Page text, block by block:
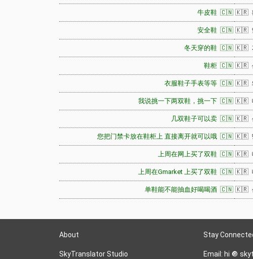
牛皮鞋 🇨🇳 🇰🇷
安全鞋 🇨🇳 🇰🇷
冬天穿的鞋 🇨🇳 🇰🇷
鞋柜 🇨🇳 🇰🇷
衣服鞋子手表等等 🇨🇳 🇰🇷
我说挑一下两双鞋，挑一下 🇨🇳 🇰🇷
几双鞋子可以卖 🇨🇳 🇰🇷
您把门禁卡放在鞋柜上 直接离开就可以哦 🇨🇳 🇰🇷 당
上周在网上买了双鞋 🇨🇳 🇰🇷
上周在Gmarket 上买了双鞋 🇨🇳 🇰🇷 나
单鞋能不能抽血好喝喝酒 🇨🇳 🇰🇷 신
About
SkyTranslator Studio
Stay
Email: hi 🔘